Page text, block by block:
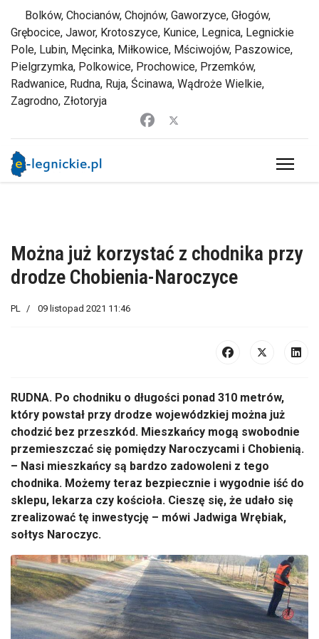
Bolków, Chocianów, Chojnów, Gaworzyce, Głogów,
Grębocice, Jawor, Krotoszyce, Kunice, Legnica, Legnickie
Pole, Lubin, Męcinka, Miłkowice, Mściwojów, Paszowice,
Pielgrzymka, Polkowice, Prochowice, Przemków,
Radwanice, Rudna, Ruja, Ścinawa, Wądroże Wielkie,
Zagrodno, Złotoryja
Można już korzystać z chodnika przy
drodze Chobienia-Naroczyce
PL 09 listopad 2021 11:46
RUDNA. Po chodniku o długości ponad 310 metrów,
który powstał przy drodze wojewódzkiej można już
chodzić bez przeszkód. Mieszkańcy mogą swobodnie
przemieszczać się pomiędzy Naroczycami i Chobienią.
– Nasi mieszkańcy są bardzo zadowoleni z tego
chodnika. Możemy teraz bezpiecznie i wygodnie iść do
sklepu, lekarza czy kościoła. Cieszę się, że udało się
zrealizować tę inwestycję – mówi Jadwiga Wrębiak,
sołtys Naroczyc.